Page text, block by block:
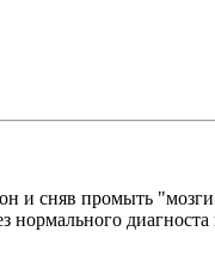
сняв промыть
нормального диагноста